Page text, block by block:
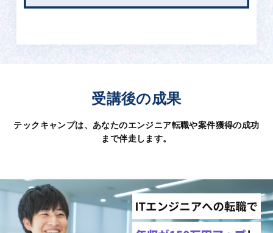
受講後の成果
テックキャンプは、あなたのエンジニア転職や案件獲得の成功
まで伴走します。